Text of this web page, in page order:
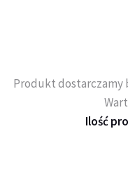
Produkt dostarczamy
Ilość